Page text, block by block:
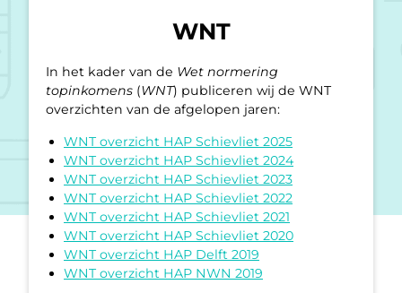
WNT
In het kader van de Wet normering
topinkomens (WNT) publiceren wij de WNT
overzichten van de afgelopen jaren:
WNT overzicht HAP Schievliet 2025
WNT overzicht HAP Schievliet 2024
WNT overzicht HAP Schievliet 2023
WNT overzicht HAP Schievliet 2022
WNT overzicht HAP Schievliet 2021
WNT overzicht HAP Schievliet 2020
WNT overzicht HAP Delft 2019
WNT overzicht HAP NWN 2019